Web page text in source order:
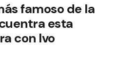
famoso de la
esta
con Ivo